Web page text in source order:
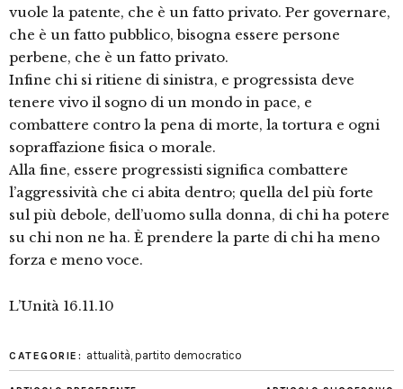
vuole la patente, che è un fatto privato. Per governare,
che è un fatto pubblico, bisogna essere persone
perbene, che è un fatto privato.
Infine chi si ritiene di sinistra, e progressista deve
tenere vivo il sogno di un mondo in pace, e
combattere contro la pena di morte, la tortura e ogni
sopraffazione fisica o morale.
Alla fine, essere progressisti significa combattere
l’aggressività che ci abita dentro; quella del più forte
sul più debole, dell’uomo sulla donna, di chi ha potere
su chi non ne ha. È prendere la parte di chi ha meno
forza e meno voce.
L’Unità 16.11.10
CATEGORIE: attualità, partito democratico